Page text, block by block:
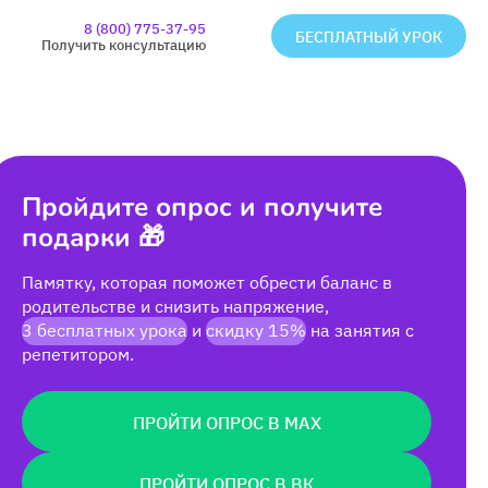
8 (800) 775-37-95
Получить консультацию
БЕСПЛАТНЫЙ УРОК
Пройдите опрос и получите
подарки 🎁
Памятку, которая поможет обрести баланс в
родительстве и снизить напряжение,
3 бесплатных урока и скидку 15% на занятия с
репетитором.
ПРОЙТИ ОПРОС В MAX
ПРОЙТИ ОПРОС В ВК